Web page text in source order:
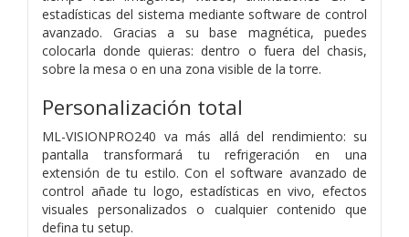
estadísticas del sistema mediante software de control
avanzado. Gracias a su base magnética, puedes
colocarla donde quieras: dentro o fuera del chasis,
sobre la mesa o en una zona visible de la torre.
Personalización total
ML-VISIONPRO240 va más allá del rendimiento: su
pantalla transformará tu refrigeración en una
extensión de tu estilo. Con el software avanzado de
control añade tu logo, estadísticas en vivo, efectos
visuales personalizados o cualquier contenido que
defina tu setup.